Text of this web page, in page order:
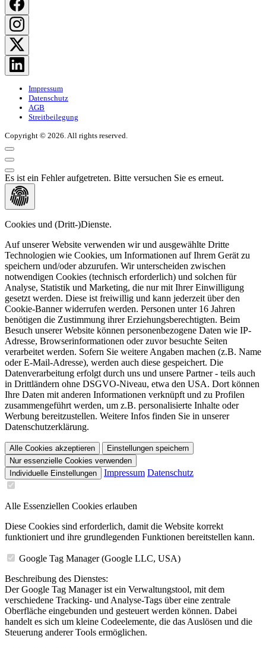
Impressum
Datenschutz
AGB
Streitbeilegung
Copyright © 2026. All rights reserved.
Es ist ein Fehler aufgetreten. Bitte versuchen Sie es erneut.
Cookies und (Dritt-)Dienste.
Auf unserer Website verwenden wir und ausgewählte Dritte
Technologien wie Cookies, um Informationen auf Ihrem Gerät zu
speichern und/oder abzurufen. Wir unterscheiden zwischen
notwendigen Cookies (technisch erforderlich) und solchen für
Analyse, Statistik und Marketing, die nur mit Ihrer Einwilligung
gesetzt werden. Diese ist freiwillig und kann jederzeit über den
Cookie-Banner widerrufen werden. Personen unter 16 Jahren
benötigen die Zustimmung ihrer Erziehungsberechtigten. Beim
Besuch unserer Website können personenbezogene Daten wie IP-
Adresse, Browserinformationen oder zuvor besuchte Seiten
verarbeitet werden. Sofern Sie weitere Angaben machen (z.B. Name
oder E-Mail-Adresse), werden auch diese gespeichert. Die
Datenverarbeitung erfolgt durch uns und unsere Partner - teils auch
in Drittländern ohne DSGVO-Niveau, etwa den USA. Dort können
Ihre Daten mit anderen Informationen verknüpft und zu Profilen
zusammengeführt werden, um z.B. personalisierte Inhalte oder
Werbung bereitzustellen. Weitere Infos finden Sie in unserer
Datenschutzerklärung.
Alle Cookies akzeptieren
Einstellungen speichern
Nur essenzielle Cookies verwenden
Individuelle Einstellungen
Impressum Datenschutz
Alle Essenziellen Cookies erlauben
Diese Cookies sind erforderlich, damit die Website korrekt
funktioniert und ihre grundlegenden Funktionen bereitstellen kann.
Google Tag Manager (Google LLC, USA)
Beschreibung des Dienstes:
Der Google Tag Manager ist ein Verwaltungstool, mit dem
verschiedene Tracking- und Analyse-Tags über eine zentrale
Oberfläche eingebunden und gesteuert werden können. Dabei
handelt es sich um kleine Codeelemente, die das Auslösen und die
Steuerung anderer Tools ermöglichen.